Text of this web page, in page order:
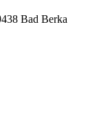
Bad Berka